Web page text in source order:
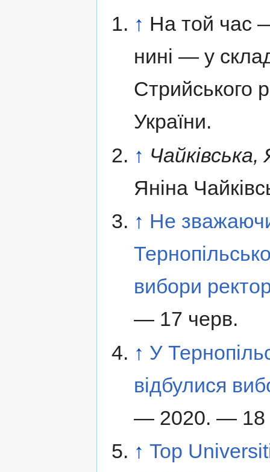
↑ На той час
нині — у
Стрийського
України.
↑ Чайківська,
Яніна
↑ Не
вибори
— 17 черв.
↑ У
відбулися
— 2020. — 18
↑ Top